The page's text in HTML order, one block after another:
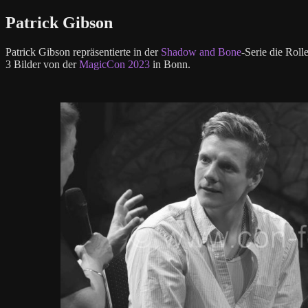
Patrick Gibson
Patrick Gibson repräsentierte in der Shadow and Bone-Serie die
3 Bilder von derMagicCon 2023 in Bonn.